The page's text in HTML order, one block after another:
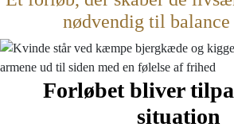
nødvendig til
Forløbet bliver
situation